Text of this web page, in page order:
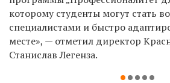
которому студенты могут стать
специалистами и быстро
месте», — отметил директор
Станислав Легенза.